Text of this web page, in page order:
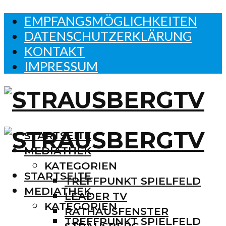
EMPFANGSMÖGLICHKEITEN
DATENSCHUTZERKLÄRUNG
KONTAKT
IMPRESSUM
STARTSEITE
MEDIATHEK
KATEGORIEN
TREFFPUNKT SPIELFELD
LEADER TV
RATHAUSFENSTER
STARTSEITE
MEDIATHEK
KATEGORIEN
TREFFPUNKT SPIELFELD